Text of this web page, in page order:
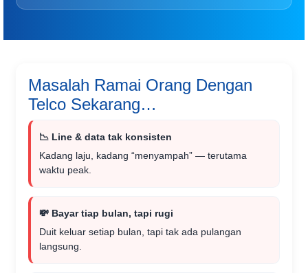
Masalah Ramai Orang Dengan
Telco Sekarang…
📉 Line & data tak konsisten
Kadang laju, kadang “menyampah” — terutama
waktu peak.
💸 Bayar tiap bulan, tapi rugi
Duit keluar setiap bulan, tapi tak ada pulangan
langsung.